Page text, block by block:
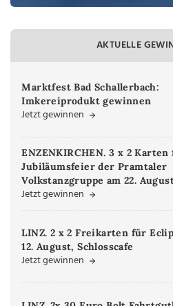
AKTUELLE
Marktfest Bad Schallerbach:
Imkereiprodukt gewinnen
Jetzt gewinnen
ENZENKIRCHEN. 3 x 2
Jubiläumsfeier der Pramtaler
Volkstanzgruppe am 22.
Jetzt gewinnen
LINZ. 2 x 2 Freikarten für
12. August, Schlosscafe
Jetzt gewinnen